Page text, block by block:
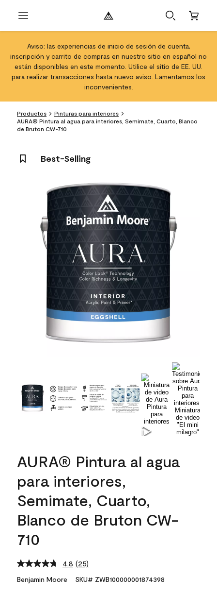
Aviso: las experiencias de inicio de sesión de cuenta,
inscripción y carrito de compras en nuestro sitio en español no
están disponibles en este momento. Utilice el sitio de EE. UU.
para realizar transacciones hasta nuevo aviso. Lamentamos los
inconvenientes.
Productos
Pinturas para interiores
AURA® Pintura al agua para interiores, Semimate, Cuarto, Blanco
de Bruton CW-710
Best-Selling
AURA® Pintura al agua
para interiores,
Semimate, Cuarto,
Blanco de Bruton CW-
710
4.8 Read
25
Reviews.
(25)
Benjamin Moore SKU# ZWB100000001874398